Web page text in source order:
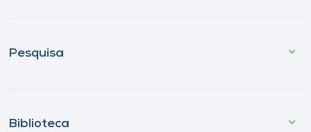
Pesquisa
Biblioteca